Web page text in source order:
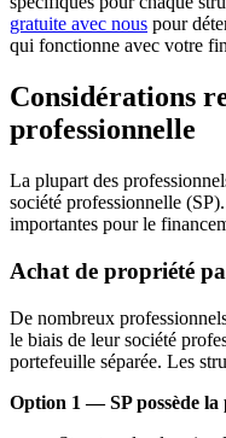
gratuite avec nous pour
qui fonctionne avec votre
Considérations
professionnelle
La plupart des
société professionnelle
importantes pour le
Achat de propriété
De nombreux
le biais de leur société
portefeuille séparée. Les
Option 1 — SP possède